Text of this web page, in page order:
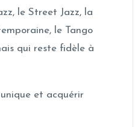
le Street Jazz, la
le Tango
qui reste fidèle à
et acquérir